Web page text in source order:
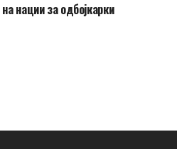
нации за одбојкарки